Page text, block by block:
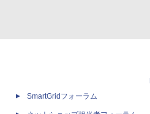
SmartGridフォーラム